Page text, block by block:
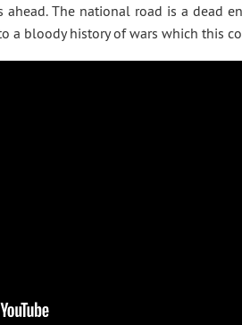
ahead. The national road is a dead
a bloody history of wars which this